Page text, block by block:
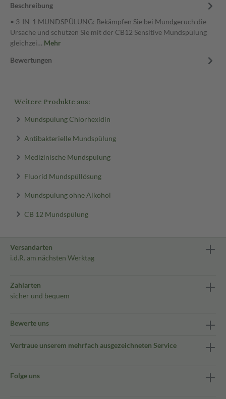
Beschreibung
• 3-IN-1 MUNDSPÜLUNG: Bekämpfen Sie bei Mundgeruch die
Ursache und schützen Sie mit der CB12 Sensitive Mundspülung
gleichzei… Mehr
Bewertungen
Weitere Produkte aus:
Mundspülung Chlorhexidin
Antibakterielle Mundspülung
Medizinische Mundspülung
Fluorid Mundspüllösung
Mundspülung ohne Alkohol
CB 12 Mundspülung
Versandarten
i.d.R. am nächsten Werktag
Zahlarten
sicher und bequem
Bewerte uns
Vertraue unserem mehrfach ausgezeichneten Service
Folge uns